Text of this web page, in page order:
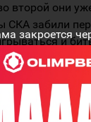
закроется
второй они
СКА забили
и
в Санкт-
рано